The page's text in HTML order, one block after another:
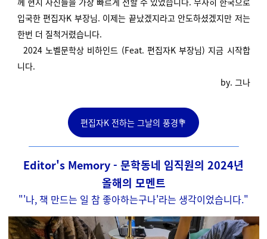
입국한 편집자K 부장님. 이제는 끝났겠지라고 안도하셨겠지만 저는
한번 더 질척거렸습니다.
2024 노벨문학상 비하인드 (Feat. 편집자K 부장님) 지금 시작합
니다.
by. 그나
편집자K 전하는 그날의 풍경💐
Editor's Memory - 문학동네 임직원의 2024년
올해의 모멘트
"'나, 책 만드는 일 참 좋아하는구나'라는 생각이었습니다."